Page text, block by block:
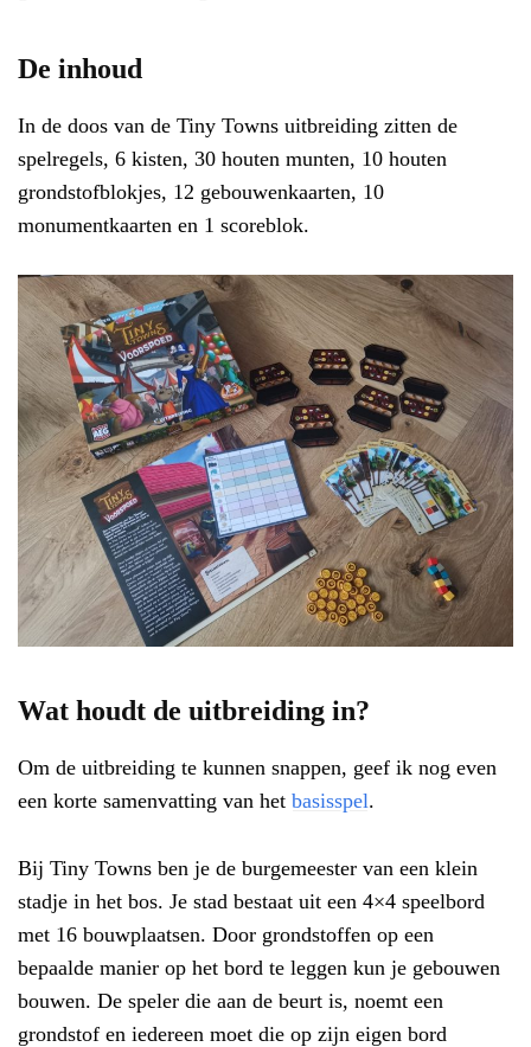
De inhoud
In de doos van de Tiny Towns uitbreiding zitten de
spelregels, 6 kisten, 30 houten munten, 10 houten
grondstofblokjes, 12 gebouwenkaarten, 10
monumentkaarten en 1 scoreblok.
Wat houdt de uitbreiding in?
Om de uitbreiding te kunnen snappen, geef ik nog even
een korte samenvatting van het basisspel.
Bij Tiny Towns ben je de burgemeester van een klein
stadje in het bos. Je stad bestaat uit een 4×4 speelbord
met 16 bouwplaatsen. Door grondstoffen op een
bepaalde manier op het bord te leggen kun je gebouwen
bouwen. De speler die aan de beurt is, noemt een
grondstof en iedereen moet die op zijn eigen bord